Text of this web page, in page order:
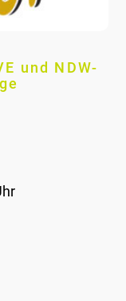
und NDW-